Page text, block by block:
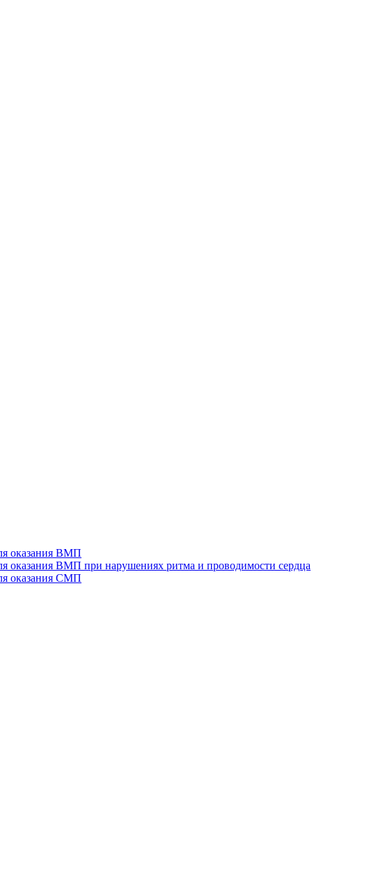
оказания ВМП
оказания ВМП при нарушениях ритма и проводимости сердца
оказания СМП